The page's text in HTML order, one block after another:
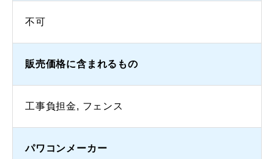
不可
販売価格に含まれるもの
工事負担金, フェンス
パワコンメーカー